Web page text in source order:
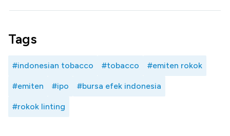
Tags
#indonesian tobacco #tobacco #emiten rokok
#emiten #ipo #bursa efek indonesia
#rokok linting